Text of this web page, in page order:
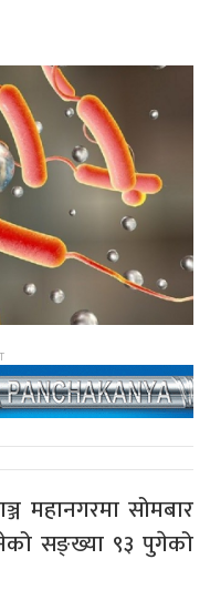
महानगरमा सोमबार
सङ्ख्या ९३ पुगेको